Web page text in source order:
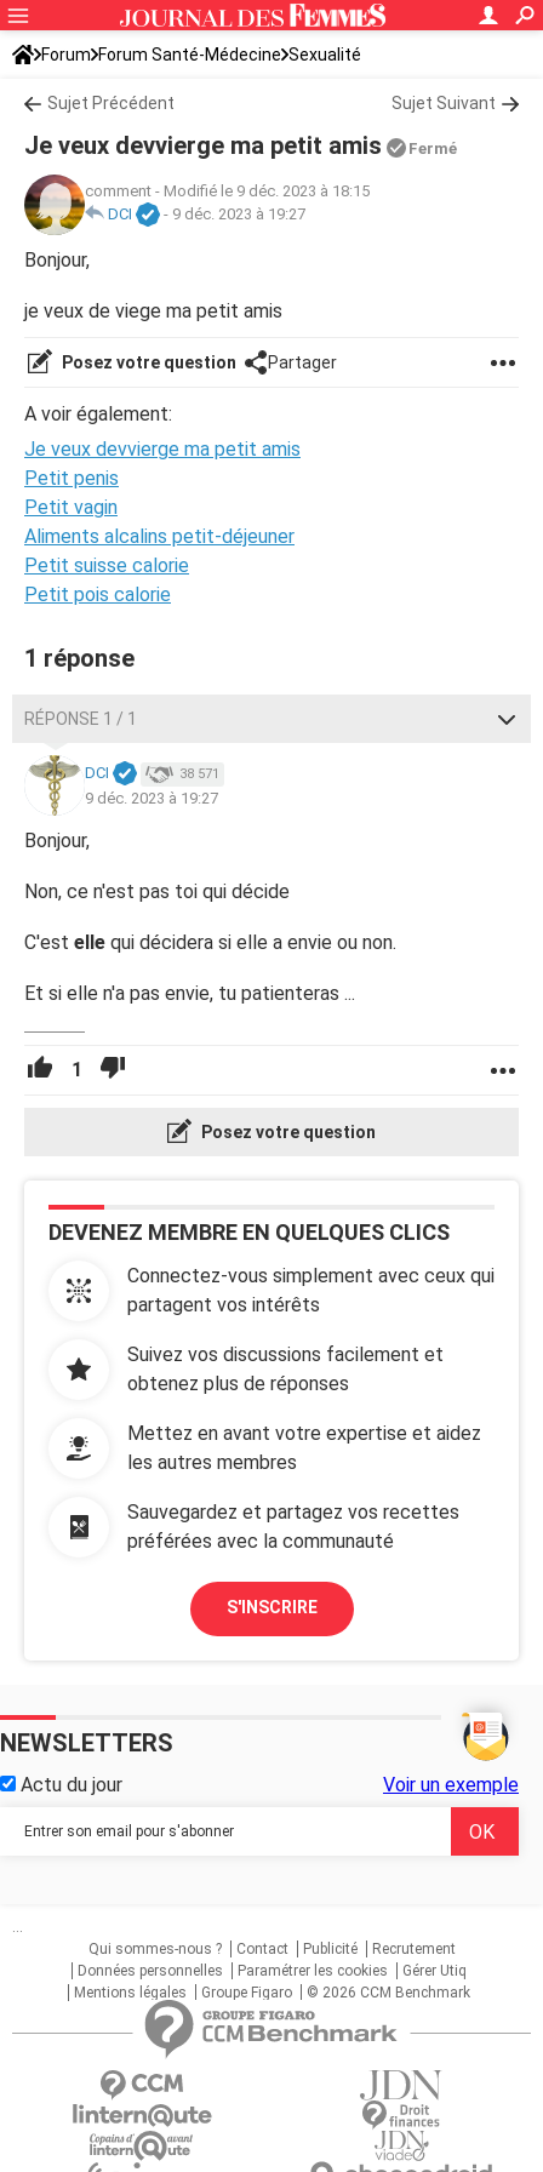
Forum Forum Santé-Médecine Sexualité
Sujet Précédent Sujet Suivant
Je veux devvierge ma petit amis Fermé
comment - Modifié le 9 déc. 2023 à 18:15
DCI
- 9 déc. 2023 à 19:27
Bonjour,
je veux de viege ma petit amis
Posez votre question Partager
A voir également:
Je veux devvierge ma petit amis
Petit penis
Petit vagin
Aliments alcalins petit-déjeuner
Petit suisse calorie
Petit pois calorie
1 réponse
RÉPONSE 1 / 1
DCI 38 571
9 déc. 2023 à 19:27
Bonjour,
Non, ce n'est pas toi qui décide
C'est elle qui décidera si elle a envie ou non.
Et si elle n'a pas envie, tu patienteras ...
1
Posez votre question
DEVENEZ MEMBRE EN QUELQUES CLICS
Connectez-vous simplement avec ceux qui
partagent vos intérêts
Suivez vos discussions facilement et
obtenez plus de réponses
Mettez en avant votre expertise et aidez
les autres membres
Sauvegardez et partagez vos recettes
préférées avec la communauté
S'INSCRIRE
NEWSLETTERS
Actu du jour Voir un exemple
...
Qui sommes-nous ?
Contact Publicité
Recrutement
Données personnelles
Paramétrer les cookies
Gérer Utiq
Mentions légales
Groupe Figaro © 2026 CCM Benchmark